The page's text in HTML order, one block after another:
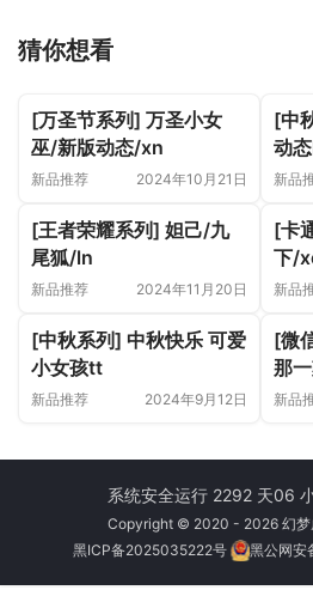
猜你想看
[万圣节系列] 万圣小女
巫/新版动态/xn
新品推荐 2024年10月21日
[中
动
新品
[王者荣耀系列] 妲己/九
尾狐/ln
新品推荐 2024年11月20日
[卡
下/
新品
[中秋系列] 中秋快乐 可爱
小女孩tt
新品推荐 2024年9月12日
[微
那
新品
系统安全运行 2292 天06
Copyright © 2020 - 2026 幻梦
黑ICP备2025035222号
黑公网